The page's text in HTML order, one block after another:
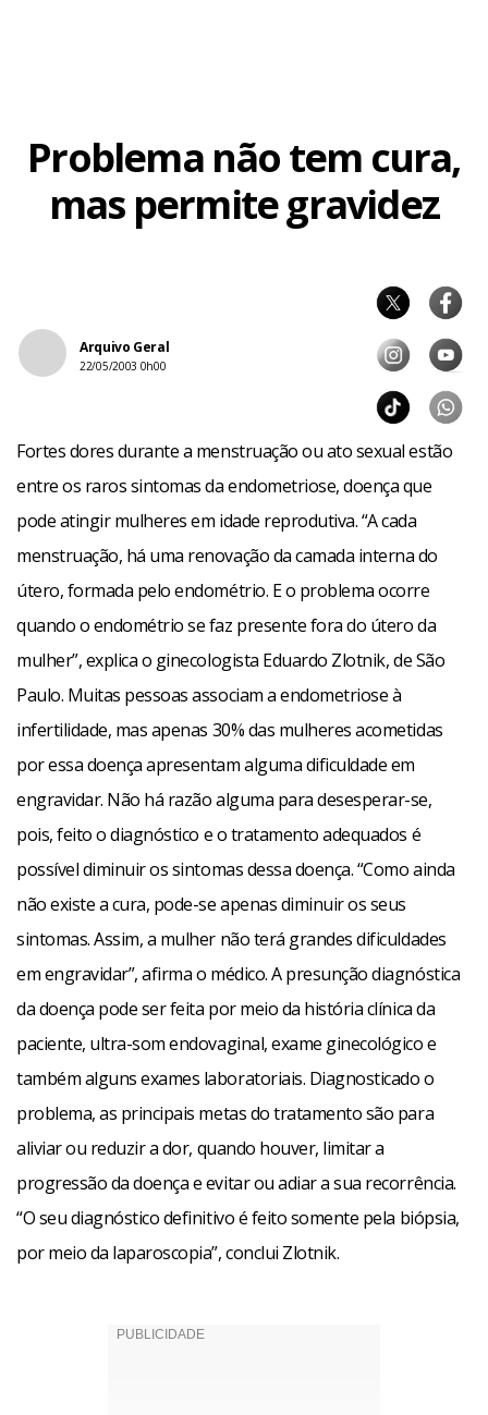
Problema não tem cura,
mas permite gravidez
Arquivo Geral
22/05/2003 0h00
Fortes dores durante a menstruação ou ato sexual estão
entre os raros sintomas da endometriose, doença que
pode atingir mulheres em idade reprodutiva. “A cada
menstruação, há uma renovação da camada interna do
útero, formada pelo endométrio. E o problema ocorre
quando o endométrio se faz presente fora do útero da
mulher”, explica o ginecologista Eduardo Zlotnik, de São
Paulo. Muitas pessoas associam a endometriose à
infertilidade, mas apenas 30% das mulheres acometidas
por essa doença apresentam alguma dificuldade em
engravidar. Não há razão alguma para desesperar-se,
pois, feito o diagnóstico e o tratamento adequados é
possível diminuir os sintomas dessa doença. “Como ainda
não existe a cura, pode-se apenas diminuir os seus
sintomas. Assim, a mulher não terá grandes dificuldades
em engravidar”, afirma o médico. A presunção diagnóstica
da doença pode ser feita por meio da história clínica da
paciente, ultra-som endovaginal, exame ginecológico e
também alguns exames laboratoriais. Diagnosticado o
problema, as principais metas do tratamento são para
aliviar ou reduzir a dor, quando houver, limitar a
progressão da doença e evitar ou adiar a sua recorrência.
“O seu diagnóstico definitivo é feito somente pela biópsia,
por meio da laparoscopia”, conclui Zlotnik.